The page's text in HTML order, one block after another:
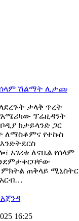
ታላቅ ጥረት
ፕሬዚዳንት
ከታይላንድ ጋር
ለማስቆምና የተኩስ
አገሪቱ ለኖቤል የሰላም
ምክትል ጠቅላይ ሚኒስትር
16:25